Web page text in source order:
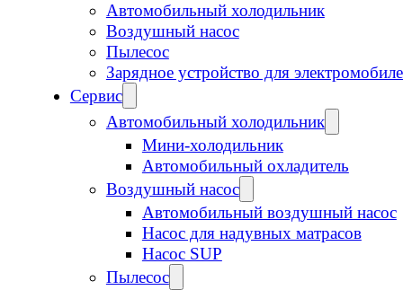
Автомобильный холодильник
Воздушный насос
Пылесос
Зарядное устройство для
Сервис
Автомобильный холодильник
Мини-холодильник
Автомобильный охладитель
Воздушный насос
Автомобильный воздушный насос
Насос для надувных матрасов
Насос SUP
Пылесос